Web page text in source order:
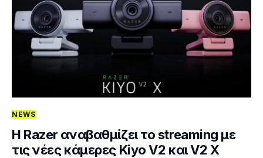
NEWS
Η Razer αναβαθμίζει το streaming με
τις νέες κάμερες Kiyo V2 και V2 X